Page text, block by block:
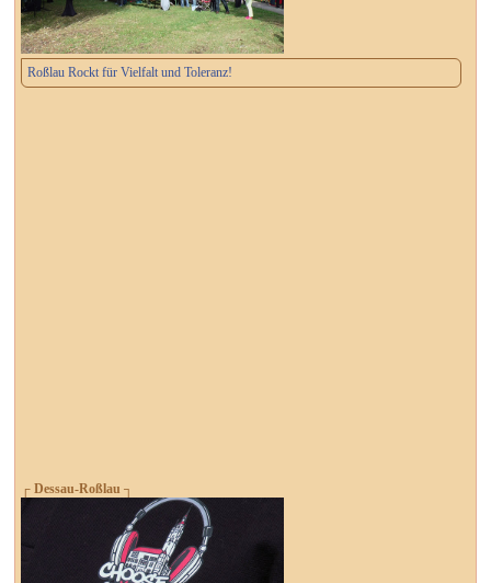
Roßlau Rockt für Vielfalt und Toleranz!
┌ Dessau-Roßlau ┐